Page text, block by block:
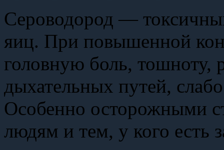
Сероводород —
яиц. При повышенной
головную боль, тошноту,
дыхательных путей,
Особенно осторожными
людям и тем, у кого есть